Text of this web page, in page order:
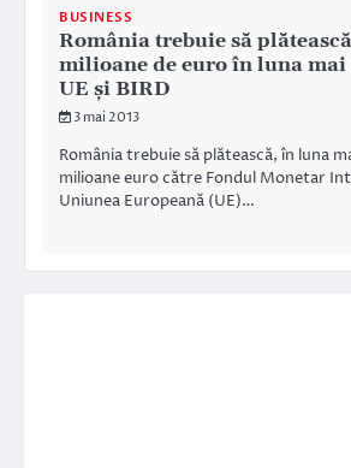
BUSINESS
România trebuie să
milioane de euro în luna mai
UE şi BIRD
3 mai 2013
România trebuie să plătească, în luna
milioane euro către Fondul Monetar
Uniunea Europeană (UE)…